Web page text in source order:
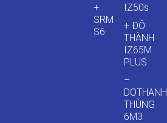
+
SRM
S6
IZ50s
+ ĐÔ
THÀNH
IZ65M
PLUS
–
DOTHANH
THÙNG
6M3